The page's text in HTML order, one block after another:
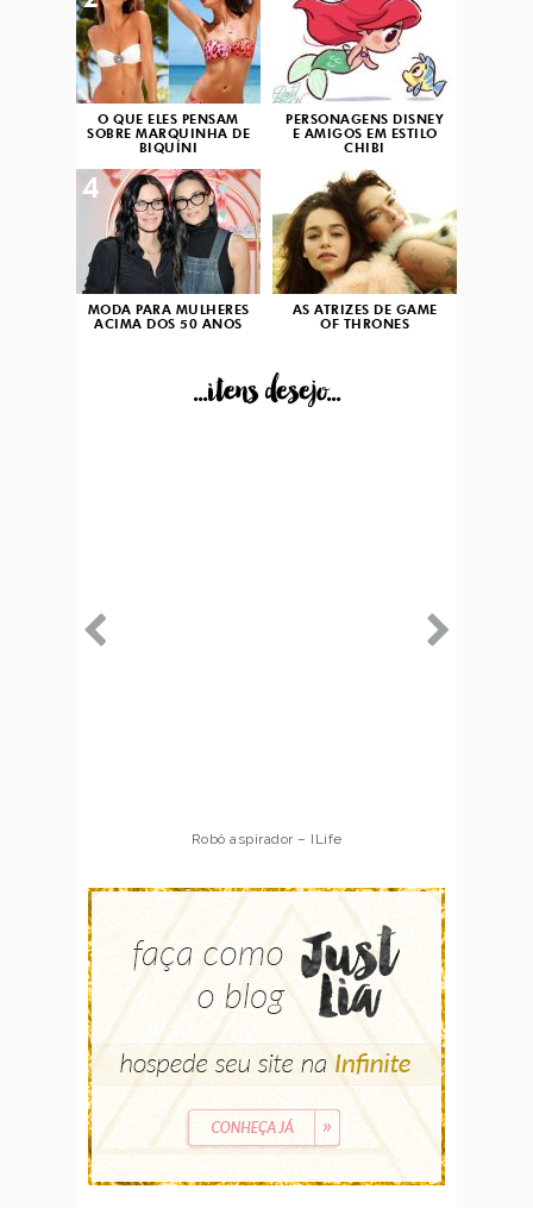
O QUE ELES PENSAM
SOBRE MARQUINHA DE
BIQUÍNI
PERSONAGENS DISNEY
E AMIGOS EM ESTILO
CHIBI
MODA PARA MULHERES
ACIMA DOS 50 ANOS
4
AS ATRIZES DE GAME
OF THRONES
...itens desejo...
Robô aspirador – ILife